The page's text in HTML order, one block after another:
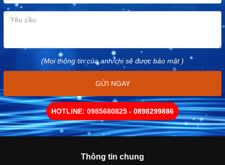
(Mọi thông tin của anh/chị sẽ được bảo mật )
GỬI NGAY
HOTLINE: 0985680825 - 0898299886
Thông tin chung